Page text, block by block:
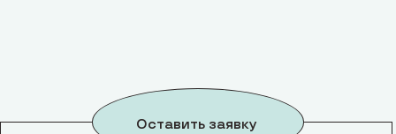
Оставить заявку